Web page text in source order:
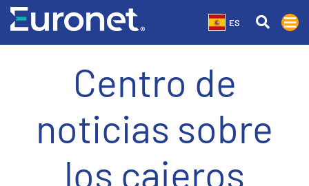
ES
Centro de
noticias sobre
los cajeros